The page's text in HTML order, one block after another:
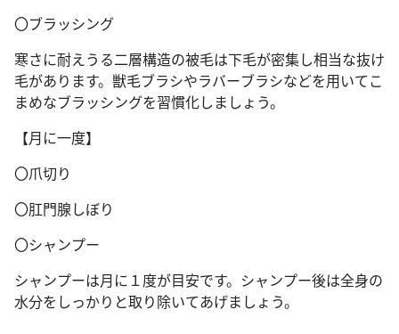
〇ブラッシング
寒さに耐えうる二層構造の被毛は下毛が密集し相当な抜け
毛があります。獣毛ブラシやラバーブラシなどを用いてこ
まめなブラッシングを習慣化しましょう。
【月に一度】
〇爪切り
〇肛門腺しぼり
〇シャンプー
シャンプーは月に１度が目安です。シャンプー後は全身の
水分をしっかりと取り除いてあげましょう。